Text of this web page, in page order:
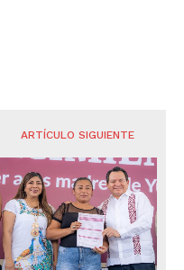
ARTÍCULO SIGUIENTE